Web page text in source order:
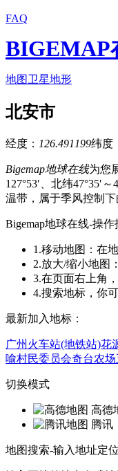
FAQ
BIGEMAP
地图卫星地形
北安市
经度： 126.491199纬度
Bigemap地球在线为您
127°53′、北纬
温带，属于季风控制下
Bigemap地球在线-操作
1.移动地图：在
2.放大/缩小地图
3.在页面右上角
4.搜索地标，你
最新加入地标：
广州火车站(地铁站)花
喻村民委员会奇台农
切换模式
高德
腾讯
地图搜索-输入地址定位